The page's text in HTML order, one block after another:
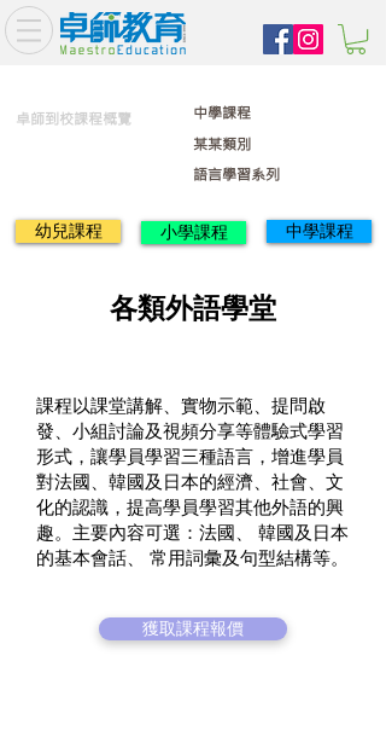
卓師到校課程概覽
某某類別
語言學習系列
中學課程
幼兒課程 小學課程 中學課程
課程以課堂講解、實物示範、提問啟
發、小組討論及視頻分享等體驗式學習
形式，讓學員學習三種語言，增進學員
對法國、韓國及日本的經濟、社會、文
化的認識，提高學員學習其他外語的興
趣。主要內容可選：法國、 韓國及日本
的基本會話、 常用詞彙及句型結構等。
獲取課程報價
各類外語學堂